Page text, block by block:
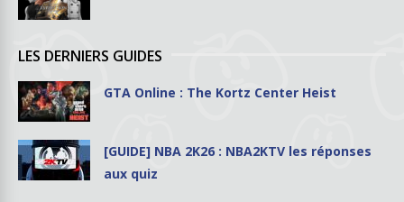
LES DERNIERS GUIDES
GTA Online : The Kortz Center Heist
[GUIDE] NBA 2K26 : NBA2KTV les réponses
aux quiz